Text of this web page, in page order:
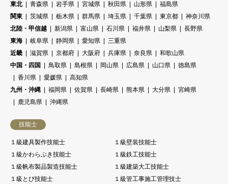
東北
青森県 岩手県 宮城県 秋田県 山形県
福島県
関東
茨城県 栃木県 群馬県 埼玉県 千葉県 東京都
神奈川県
北陸・甲信越
新潟県 富山県 石川県 福井県 山梨県
長野県
東海
岐阜県 静岡県 愛知県
三重県
近畿
滋賀県 京都府 大阪府 兵庫県 奈良県
和歌山県
中国・四国
鳥取県 島根県 岡山県 広島県 山口県
徳島県
香川県
愛媛県
高知県
九州・沖縄
福岡県 佐賀県 長崎県 熊本県 大分県
宮崎県
鹿児島県
沖縄県
技能士
１級建具製作技能士
１級壁装技能士
１級かわらぶき技能士
１級鉄工技能士
１級帆布製品製造技能士
１級建築大工技能士
１級とび技能士
１級管工事施工管理技士